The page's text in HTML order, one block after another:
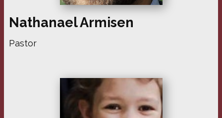
Nathanael Armisen
Pastor